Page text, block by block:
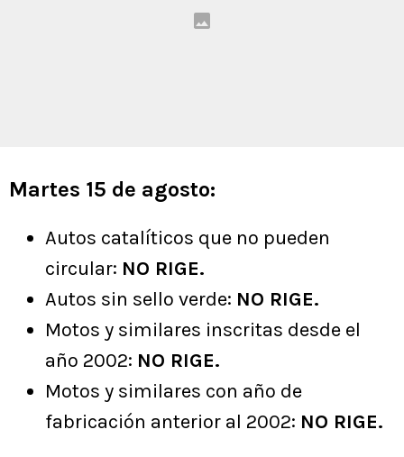
Martes 15 de agosto:
Autos catalíticos que no pueden
circular: NO RIGE.
Autos sin sello verde: NO RIGE.
Motos y similares inscritas desde el
año 2002: NO RIGE.
Motos y similares con año de
fabricación anterior al 2002: NO RIGE.